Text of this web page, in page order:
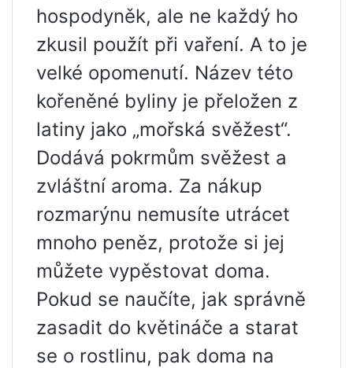
hospodyněk, ale ne každý ho
zkusil použít při vaření. A to je
velké opomenutí. Název této
kořeněné byliny je přeložen z
latiny jako „mořská svěžest“.
Dodává pokrmům svěžest a
zvláštní aroma. Za nákup
rozmarýnu nemusíte utrácet
mnoho peněz, protože si jej
můžete vypěstovat doma.
Pokud se naučíte, jak správně
zasadit do květináče a starat
se o rostlinu, pak doma na